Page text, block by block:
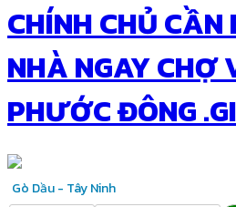
CHÍNH CHỦ
NHÀ NGAY CHỢ
PHƯỚC ĐÔNG
Gò Dầu - Tây Ninh